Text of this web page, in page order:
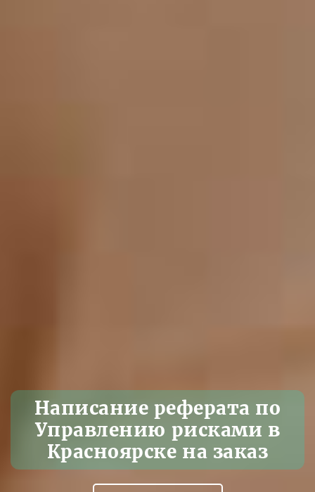
Написание реферата по
Управлению рисками в
Красноярске на заказ